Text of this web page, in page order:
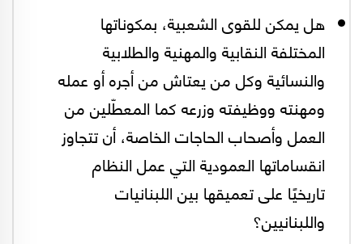
هل يمكن للقوى الشعبية، بمكوناتها
المختلفة النقابية والمهنية والطلابية
والنسائية وكل من يعتاش من أجره أو عمله
ومهنته ووظيفته وزرعه كما المعطّلين من
العمل وأصحاب الحاجات الخاصة، أن تتجاوز
انقساماتها العمودية التي عمل النظام
تاريخيًا على تعميقها بين اللبنانيات
واللبنانيين؟